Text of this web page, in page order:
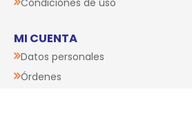
INFORMACIÓN
Envíos y devoluciones